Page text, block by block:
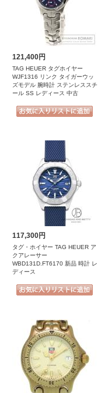
121,400円
TAG HEUER タグホイヤー
WJF1316 リンク タイガーウッ
ズモデル 腕時計 ステンレススチ
ール SS レディース 中古
117,300円
タグ・ホイヤー TAG HEUER ア
クアレーサー
WBD131D.FT6170 新品 時計 レ
ディース